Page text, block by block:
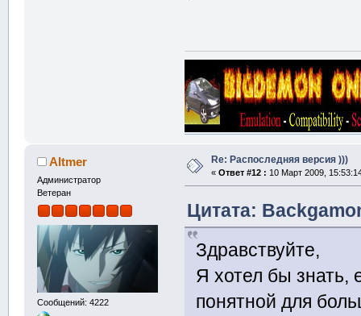
Altmer
Администратор
Ветеран
Сообщений: 4222
Re: Распоследняя версия )))
« Ответ #12 : 10 Март 2009,
Цитата:
Здравствуйте,
Я хотел бы знать,
понятной для